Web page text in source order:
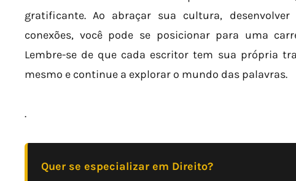
gratificante. Ao abraçar sua cultura,
conexões, você pode se posicionar para uma
Lembre-se de que cada escritor tem sua própria
mesmo e continue a explorar o mundo das palavras.
.
Quer se especializar em Direito?